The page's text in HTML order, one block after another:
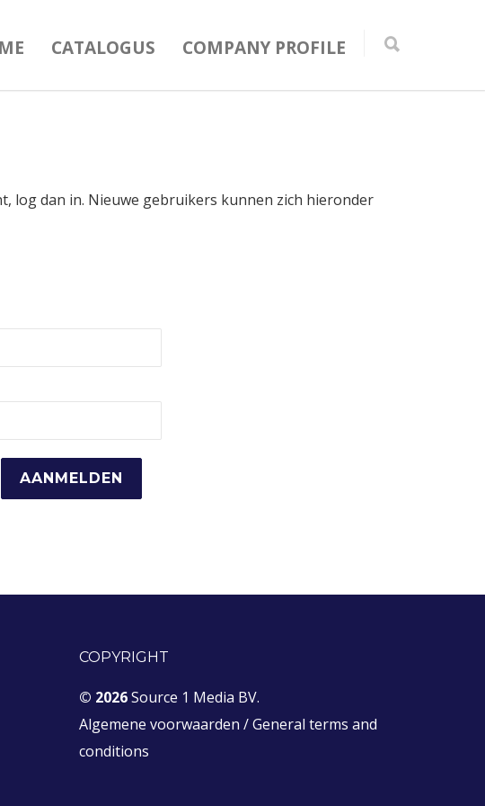
CATALOGUS COMPANY PROFILE
log dan in. Nieuwe gebruikers kunnen zich hieronder
COPYRIGHT
© 2026Source 1 Media BV.
Algemene voorwaarden /General terms and
conditions